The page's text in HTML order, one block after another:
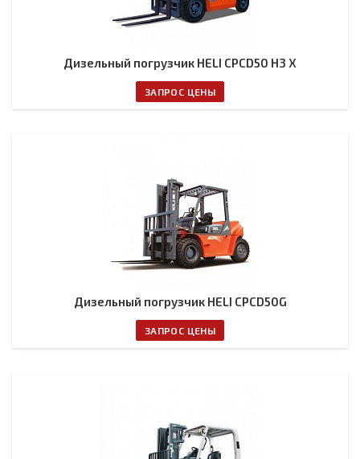
Дизельный погрузчик HELI CPCD50 H3 X
ЗАПРОС ЦЕНЫ
Дизельный погрузчик HELI CPCD50G
ЗАПРОС ЦЕНЫ